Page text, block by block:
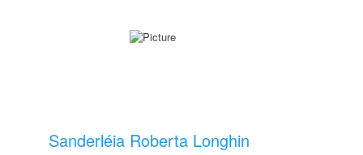
Sanderléia Roberta Longhin